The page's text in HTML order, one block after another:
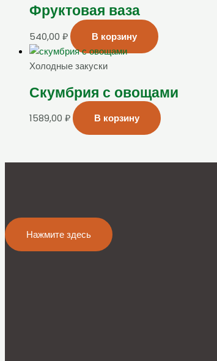
Фруктовая ваза
540,00 ₽ В корзину
Холодные закуски
Скумбрия с овощами
1589,00 ₽ В корзину
Нажмите здесь